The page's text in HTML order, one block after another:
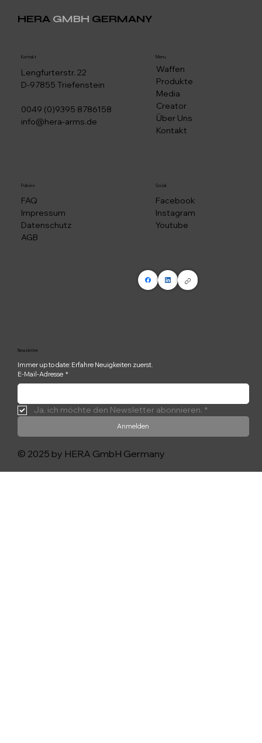
HERA GMBH GERMANY
Menu
Waffen
Produkte
Media
Creator
Über Uns
Kontakt
Policies
FAQ
Impressum
Datenschutz
AGB
Kontakt
Lengfurterstr. 22
D-97855 Triefenstein
0049 (0)9395 8786158
info@hera-arms.de
Social
Facebook
Instagram
Youtube
Newsletter
Immer up to date: Erfahre Neuigkeiten zuerst.
E-Mail-Adresse *
Ja, ich möchte den Newsletter abonnieren. *
Anmelden
© 2025 by HERA GmbH Germany